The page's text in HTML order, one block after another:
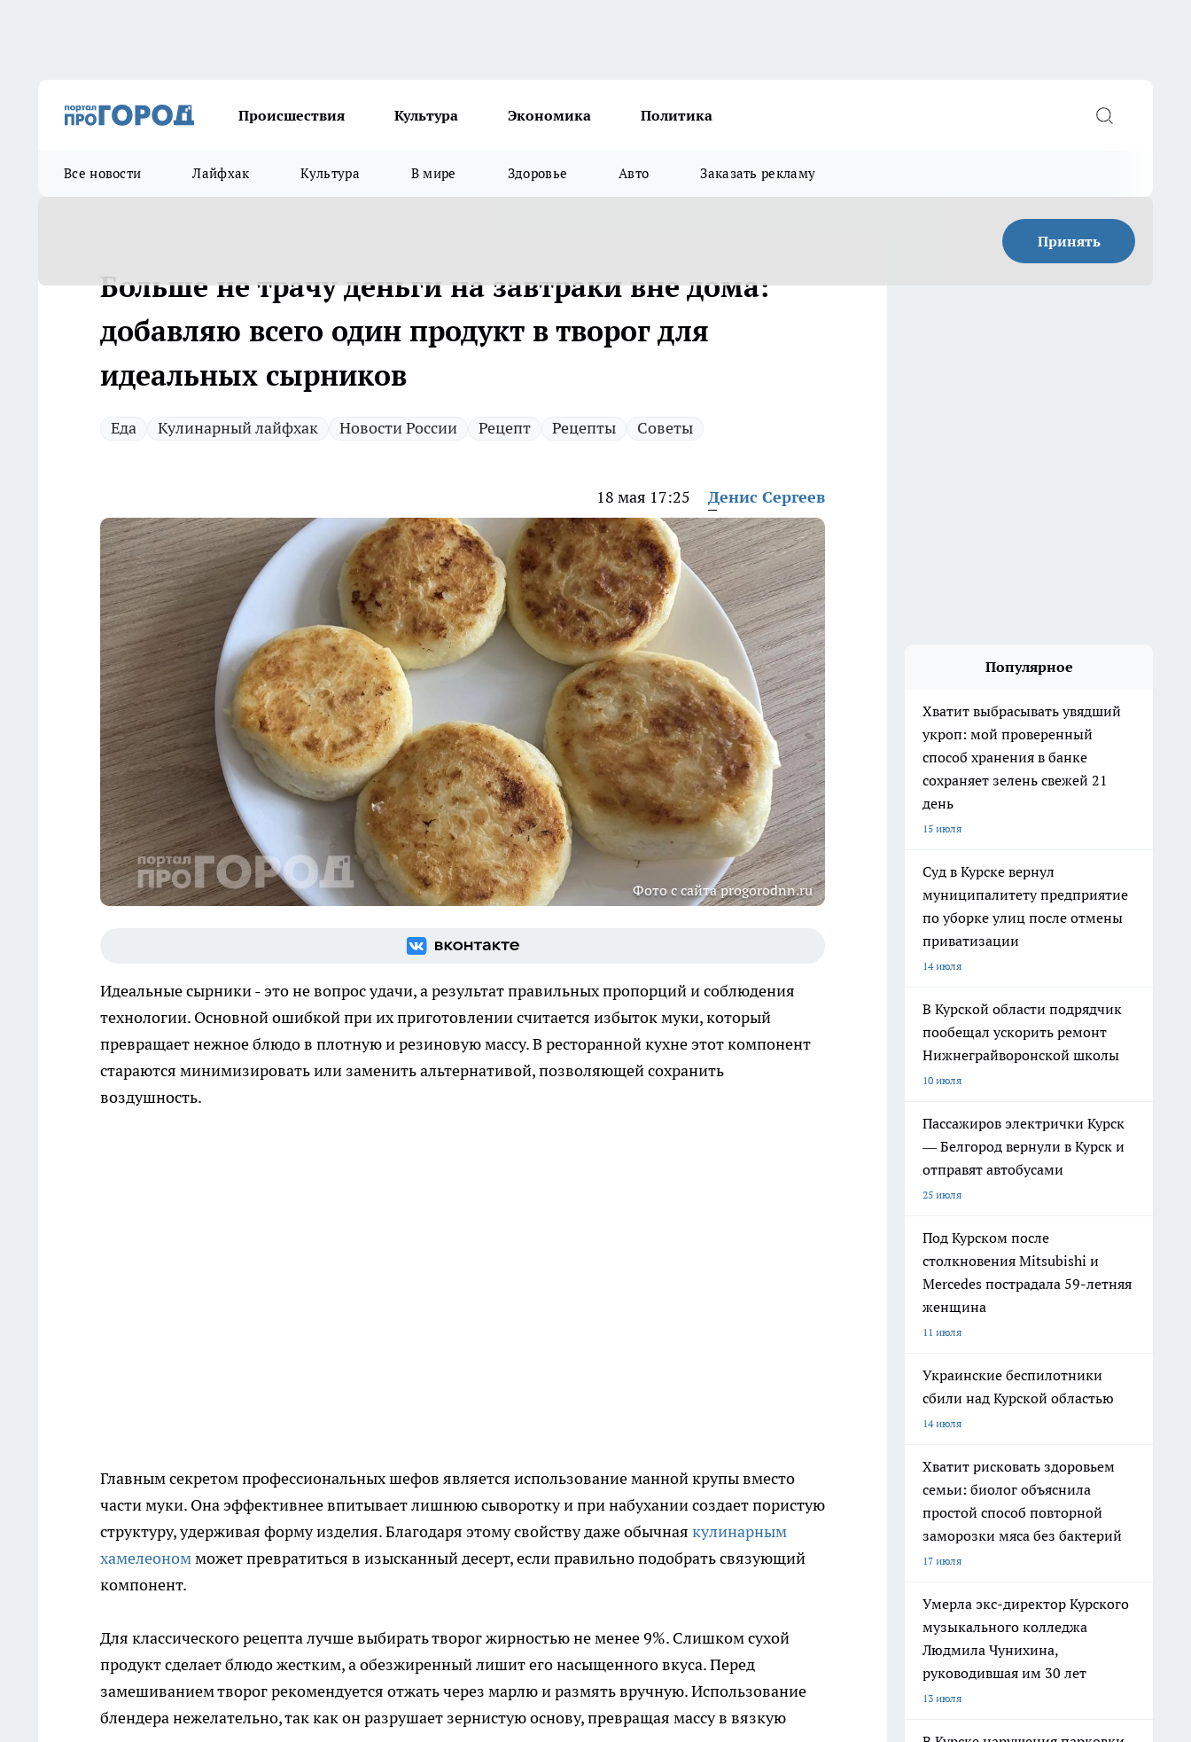
Происшествия Культура Экономика Политика
Все новости Лайфхак Культура В мире Здоровье Авто Заказать рекламу
Принять
Больше не трачу деньги на завтраки вне дома:
добавляю всего один продукт в творог для
идеальных сырников
Еда Кулинарный лайфхак Новости России Рецепт Рецепты Советы
18 мая 17:25 Денис Сергеев
Фото с сайта progorodnn.ru
Идеальные сырники - это не вопрос удачи, а результат правильных пропорций и соблюдения
технологии. Основной ошибкой при их приготовлении считается избыток муки, который
превращает нежное блюдо в плотную и резиновую массу. В ресторанной кухне этот компонент
стараются минимизировать или заменить альтернативой, позволяющей сохранить
воздушность.
Главным секретом профессиональных шефов является использование манной крупы вместо
части муки. Она эффективнее впитывает лишнюю сыворотку и при набухании создает пористую
структуру, удерживая форму изделия. Благодаря этому свойству даже обычная кулинарным
хамелеономможет превратиться в изысканный десерт, если правильно подобрать связующий
компонент.
Для классического рецепта лучше выбирать творог жирностью не менее 9%. Слишком сухой
продукт сделает блюдо жестким, а обезжиренный лишит его насыщенного вкуса. Перед
замешиванием творог рекомендуется отжать через марлю и размять вручную. Использование
блендера нежелательно, так как он разрушает зернистую основу, превращая массу в вязкую
Популярное
Хватит выбрасывать увядший
укроп: мой проверенный
способ хранения в банке
сохраняет зелень свежей 21
день
15 июля
Суд в Курске вернул
муниципалитету предприятие
по уборке улиц после отмены
приватизации
14 июля
В Курской области подрядчик
пообещал ускорить ремонт
Нижнеграйворонской школы
10 июля
Пассажиров электрички Курск
— Белгород вернули в Курск и
отправят автобусами
25 июля
Под Курском после
столкновения Mitsubishi и
Mercedes пострадала 59-летняя
женщина
11 июля
Украинские беспилотники
сбили над Курской областью
14 июля
Хватит рисковать здоровьем
семьи: биолог объяснила
простой способ повторной
заморозки мяса без бактерий
17 июля
Умерла экс-директор Курского
музыкального колледжа
Людмила Чунихина,
руководившая им 30 лет
13 июля